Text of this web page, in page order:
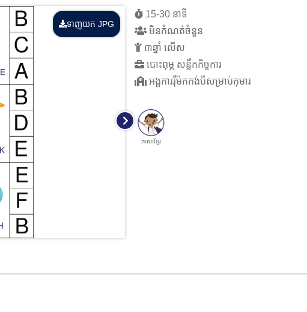
ទាញយក JPG
15-30 នាទី
មិនកំណត់ចំនួន
៣ឆ្នាំ លើស
បោះពុម្ភ សន្លឹកកិច្ចការ
អង្គការរុឺម៉កកង់បីសម្រាប់កុមារ
ភាសាខ្មែរ